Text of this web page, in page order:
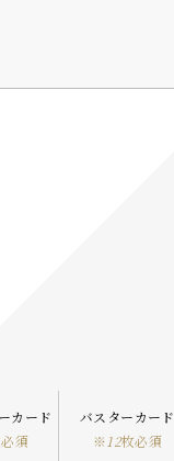
カード
須
バスターカード
※ 12枚必須